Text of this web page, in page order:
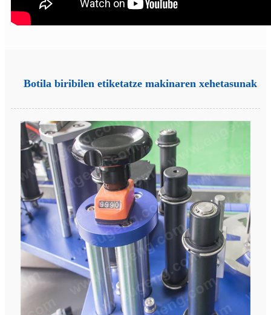
Botila biribilen etiketatze makinaren xehetasunak